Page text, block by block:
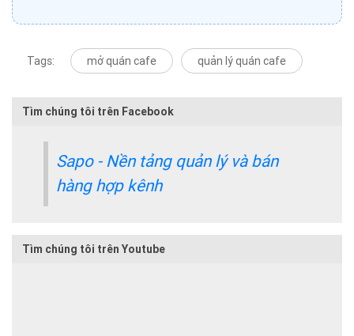
Tags: mở quán cafe quản lý quán cafe
Tìm chúng tôi trên Facebook
Sapo - Nền tảng quản lý và bán
hàng hợp kênh
Tìm chúng tôi trên Youtube